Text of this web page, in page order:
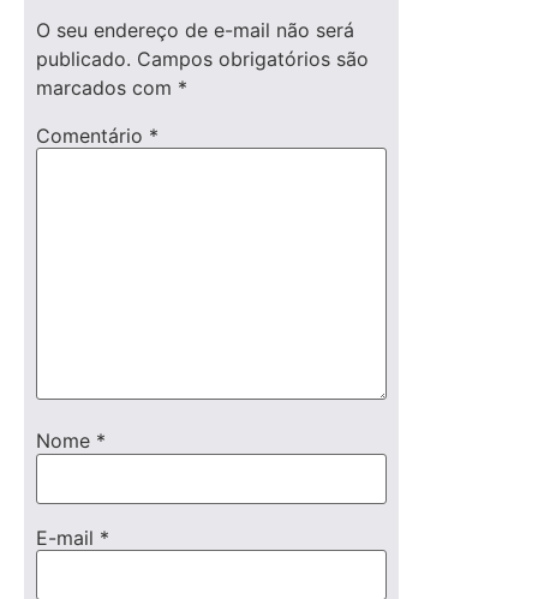
O seu endereço de e-mail não será
publicado. Campos obrigatórios são
marcados com *
Comentário *
Nome *
E-mail *